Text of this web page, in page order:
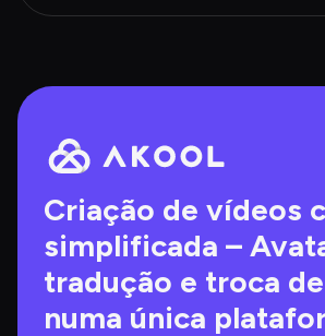
Criação de vídeos
simplificada –
tradução e troca
numa única